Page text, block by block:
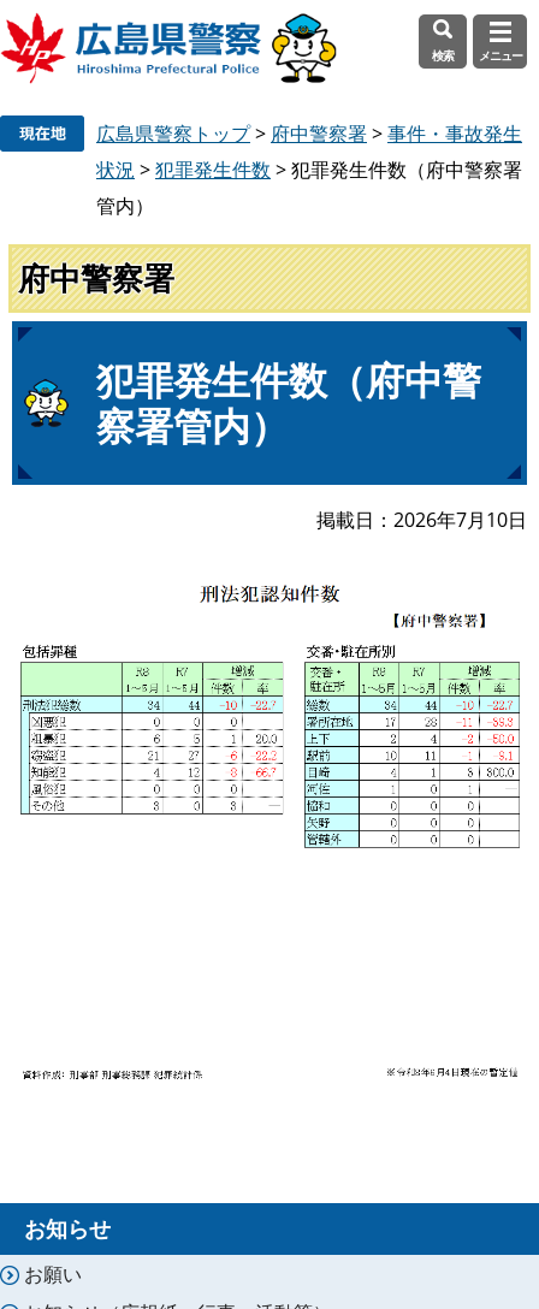
頭
で
す
。
飛
ば
し
て
検索 メニュー
広島県警察トップ> 府中警察署>事件・事故発生
状況 >犯罪発生件数 >犯罪発生件数（府中警察署
管内）
府中警察署
文
犯罪発生件数（府中警
察署管内）
掲載日 2026年7月10日
お知らせ
お願い